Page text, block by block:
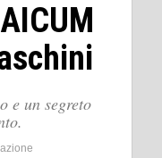
e un segreto